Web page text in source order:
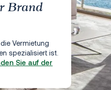
Brand
Vermietung
spezialisiert ist.
Sie auf der